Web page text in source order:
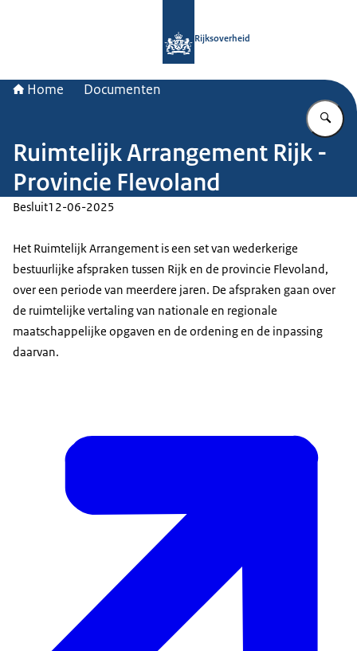
Rijksoverheid
Home Documenten
Ruimtelijk Arrangement Rijk -
Provincie Flevoland
Besluit12-06-2025
Het Ruimtelijk Arrangement is een set van wederkerige
bestuurlijke afspraken tussen Rijk en de provincie Flevoland,
over een periode van meerdere jaren. De afspraken gaan over
de ruimtelijke vertaling van nationale en regionale
maatschappelijke opgaven en de ordening en de inpassing
daarvan.